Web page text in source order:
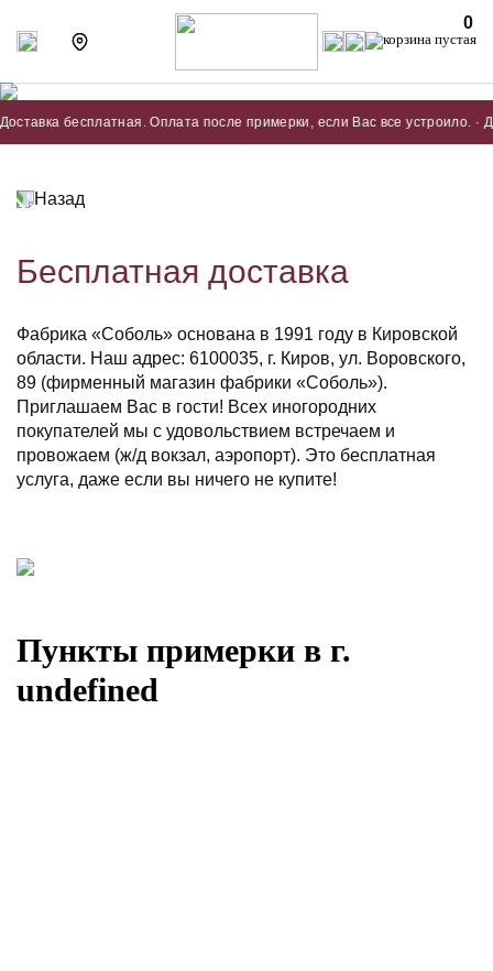
0
бесплатная. Оплата после примерки, если Вас все устроило. ·
Назад
Бесплатная доставка
Фабрика «Соболь» основана в 1991 году в Кировской
области. Наш адрес: 6100035, г. Киров, ул. Воровского,
89 (фирменный магазин фабрики «Соболь»).
Приглашаем Вас в гости! Всех иногородних
покупателей мы с удовольствием встречаем и
провожаем (ж/д вокзал, аэропорт). Это бесплатная
услуга, даже если вы ничего не купите!
Пункты примерки в г.
undefined